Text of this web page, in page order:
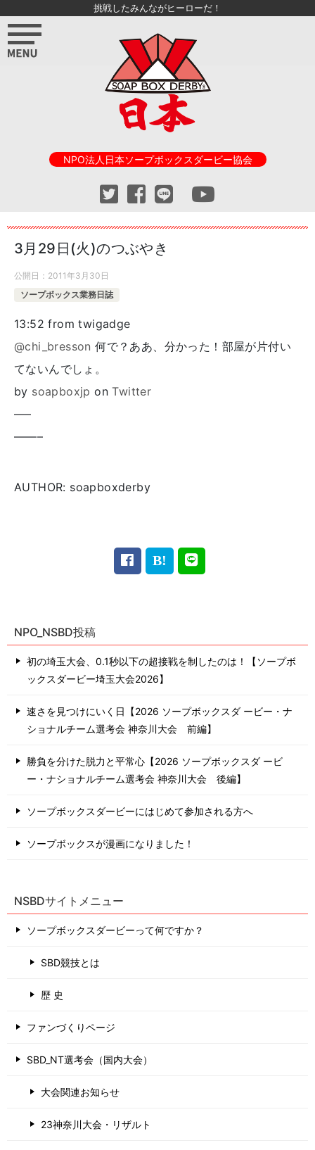
挑戦したみんながヒーローだ！
NPO法人日本ソープボックスダービー協会
3月29日(火)のつぶやき
公開日： 2011年3月30日
ソープボックス業務日誌
13:52 from twigadge
@chi_bresson 何で？ああ、分かった！部屋が片付い
てないんでしょ。
by soapboxjp onTwitter
—–
——–
AUTHOR: soapboxderby
NPO_NSBD投稿
初の埼玉大会、0.1秒以下の超接戦を制したのは！【ソープボ
ックスダービー埼玉大会2026】
速さを見つけにいく日【2026 ソープボックスダ ービー・ナ
ショナルチーム選考会 神奈川⼤会 前編】
勝負を分けた脱力と平常心【2026 ソープボックスダ ービ
ー・ナショナルチーム選考会 神奈川⼤会 後編】
ソープボックスダービーにはじめて参加される方へ
ソープボックスが漫画になりました！
NSBDサイトメニュー
ソープボックスダービーって何ですか？
SBD競技とは
歴 史
ファンづくりページ
SBD_NT選考会（国内大会）
大会関連お知らせ
23神奈川大会・リザルト